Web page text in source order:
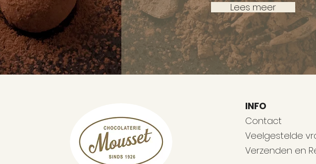
Lees meer
INFO
Contact
Veelgestelde
Verzenden en